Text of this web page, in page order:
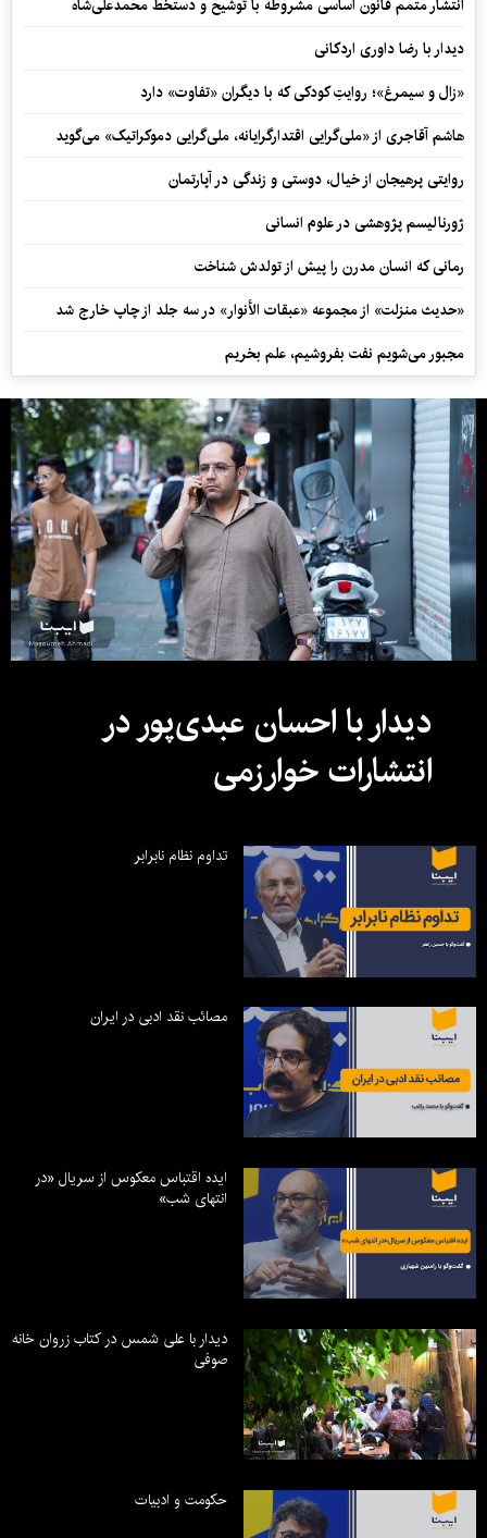
انتشار متمم قانون اساسی مشروطه با توشیح و دستخط محمدعلی‌شاه
دیدار با رضا داوری اردکانی
«زال و سیمرغ»؛ روایتِ کودکی که با دیگران «تفاوت» دارد
هاشم آقاجری از «ملی‌گرایی اقتدارگرایانه، ملی‌گرایی دموکراتیک» می‌گوید
روایتی پرهیجان از خیال، دوستی و زندگی در آپارتمان
ژورنالیسم پژوهشی در علوم انسانی
رمانی که انسان مدرن را پیش از تولدش شناخت
«حدیث منزلت» از مجموعه «عبقات الأنوار» در سه جلد از چاپ خارج شد
مجبور می‌شویم نفت بفروشیم، علم بخریم
دیدار با احسان عبدی‌پور در
انتشارات خوارزمی
تداوم نظام نابرابر
مصائب نقد ادبی در ایران
ایده اقتباس معکوس از سریال «در
انتهای شب»
دیدار با علی شمس در کتاب زروان خانه
صوفی
حکومت و ادبیات